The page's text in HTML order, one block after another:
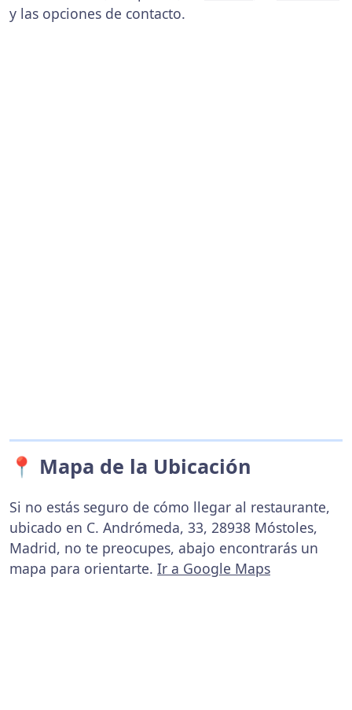
y las opciones de contacto.
📍 Mapa de la Ubicación
Si no estás seguro de cómo llegar al restaurante,
ubicado en C. Andrómeda, 33, 28938 Móstoles,
Madrid, no te preocupes, abajo encontrarás un
mapa para orientarte. Ir a Google Maps